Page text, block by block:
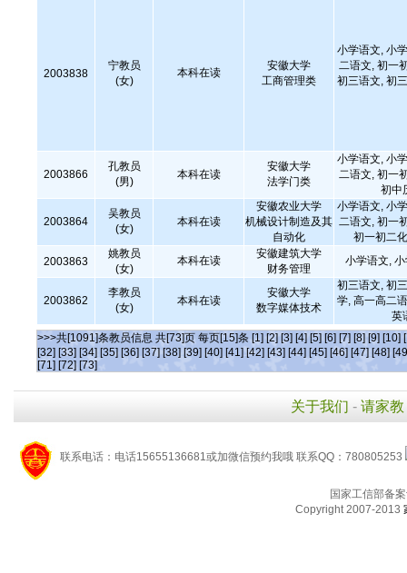
2003838
宁教员
(女)
本科在读
安徽大学
工商管理类
小学语文, 小
二语文, 初一
初三语文, 初
2003866
孔教员
(男)
本科在读
安徽大学
法学门类
小学语文, 小
二语文, 初一
初中
2003864
吴教员
(女)
本科在读
安徽农业大学
机械设计制造及其
自动化
小学语文, 小
二语文, 初一
初一初二
2003863
姚教员
(女)
本科在读
安徽建筑大学
财务管理
小学语文,
2003862
李教员
(女)
本科在读
安徽大学
数字媒体技术
初三语文, 初
学, 高一高二
英
>>>共[1091]条教员信息 共[73]页 每页[15]条 [1] [2] [3] [4] [5] [6] [7] [8] [9] [10]
[32] [33] [34] [35] [36] [37] [38] [39] [40] [41] [42] [43] [44] [45] [46] [47] [48]
[71] [72] [73]
关于我们 - 请家教
联系电话：电话15655136681或加微信预约我哦 联系QQ：780805253
国家工信部备
Copyright 2007-2013